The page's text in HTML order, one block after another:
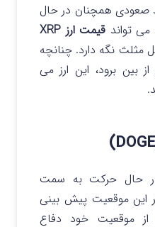
صعودی همچنان در حال
تواند قیمت ارز XRP
مثلث نگه دارد. چنانچه
دلاری از بین برود، این ارز می
حال حرکت به سمت
این موقعیت پیش بینی
موقعیت خود دفاع